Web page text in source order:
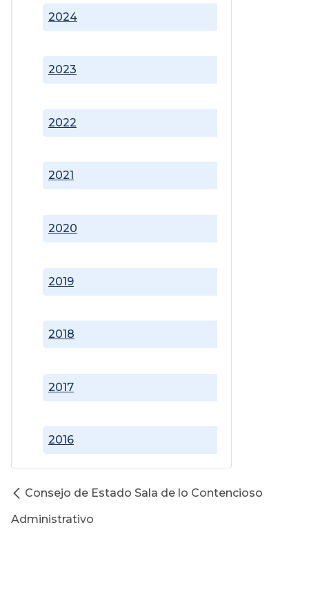
2016
2017
2018
2019
2020
2021
2022
2023
2024
Consejo de Estado Sala de lo Contencioso
Administrativo